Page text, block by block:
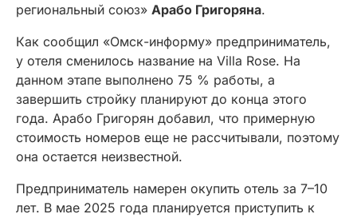
региональный союз» Арабо Григоряна.
Как сообщил «Омск-информу» предприниматель,
у отеля сменилось название на Villa Rose. На
данном этапе выполнено 75 % работы, а
завершить стройку планируют до конца этого
года. Арабо Григорян добавил, что примерную
стоимость номеров еще не рассчитывали, поэтому
она остается неизвестной.
Предприниматель намерен окупить отель за 7–10
лет. В мае 2025 года планируется приступить к